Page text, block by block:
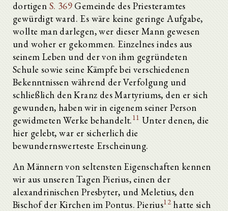
dortigen S. 369 Gemeinde des Priesteramtes
gewürdigt ward. Es wäre keine geringe Aufgabe,
wollte man darlegen, wer dieser Mann gewesen
und woher er gekommen. Einzelnes indes aus
seinem Leben und der von ihm gegründeten
Schule sowie seine Kämpfe bei verschiedenen
Bekenntnissen während der Verfolgung und
schließlich den Kranz des Martyriums, den er sich
gewunden, haben wir in eigenem seiner Person
gewidmeten Werke behandelt.11 Unter denen, die
hier gelebt, war er sicherlich die
bewundernswerteste Erscheinung.
An Männern von seltensten Eigenschaften kennen
wir aus unseren Tagen Pierius, einen der
alexandrinischen Presbyter, und Meletius, den
Bischof der Kirchen im Pontus. Pierius12 hatte sich